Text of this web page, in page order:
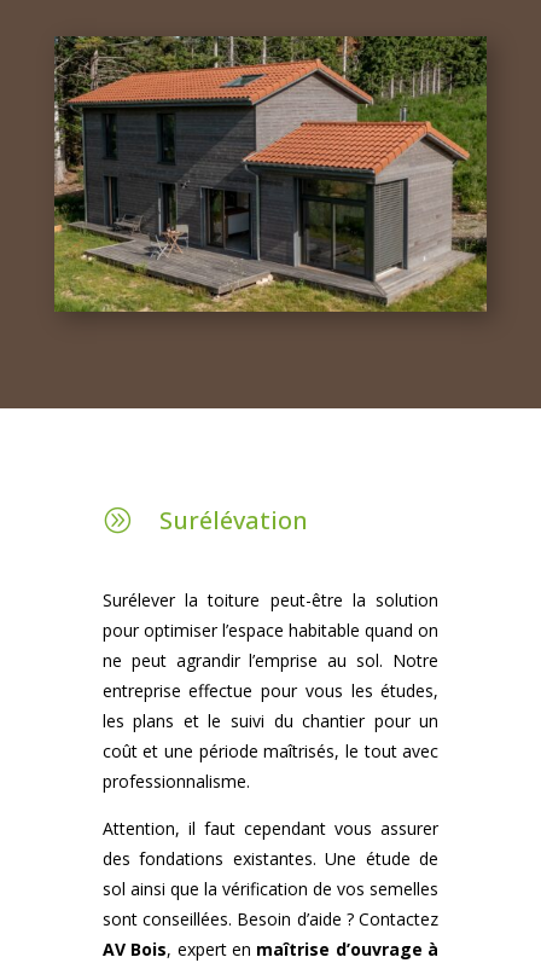
A Surélévation
Surélever la toiture peut-être la solution
pour optimiser l’espace habitable quand on
ne peut agrandir l’emprise au sol. Notre
entreprise effectue pour vous les études,
les plans et le suivi du chantier pour un
coût et une période maîtrisés, le tout avec
professionnalisme.
Attention, il faut cependant vous assurer
des fondations existantes. Une étude de
sol ainsi que la vérification de vos semelles
sont conseillées. Besoin d’aide ? Contactez
AV Bois, expert en maîtrise d’ouvrage à